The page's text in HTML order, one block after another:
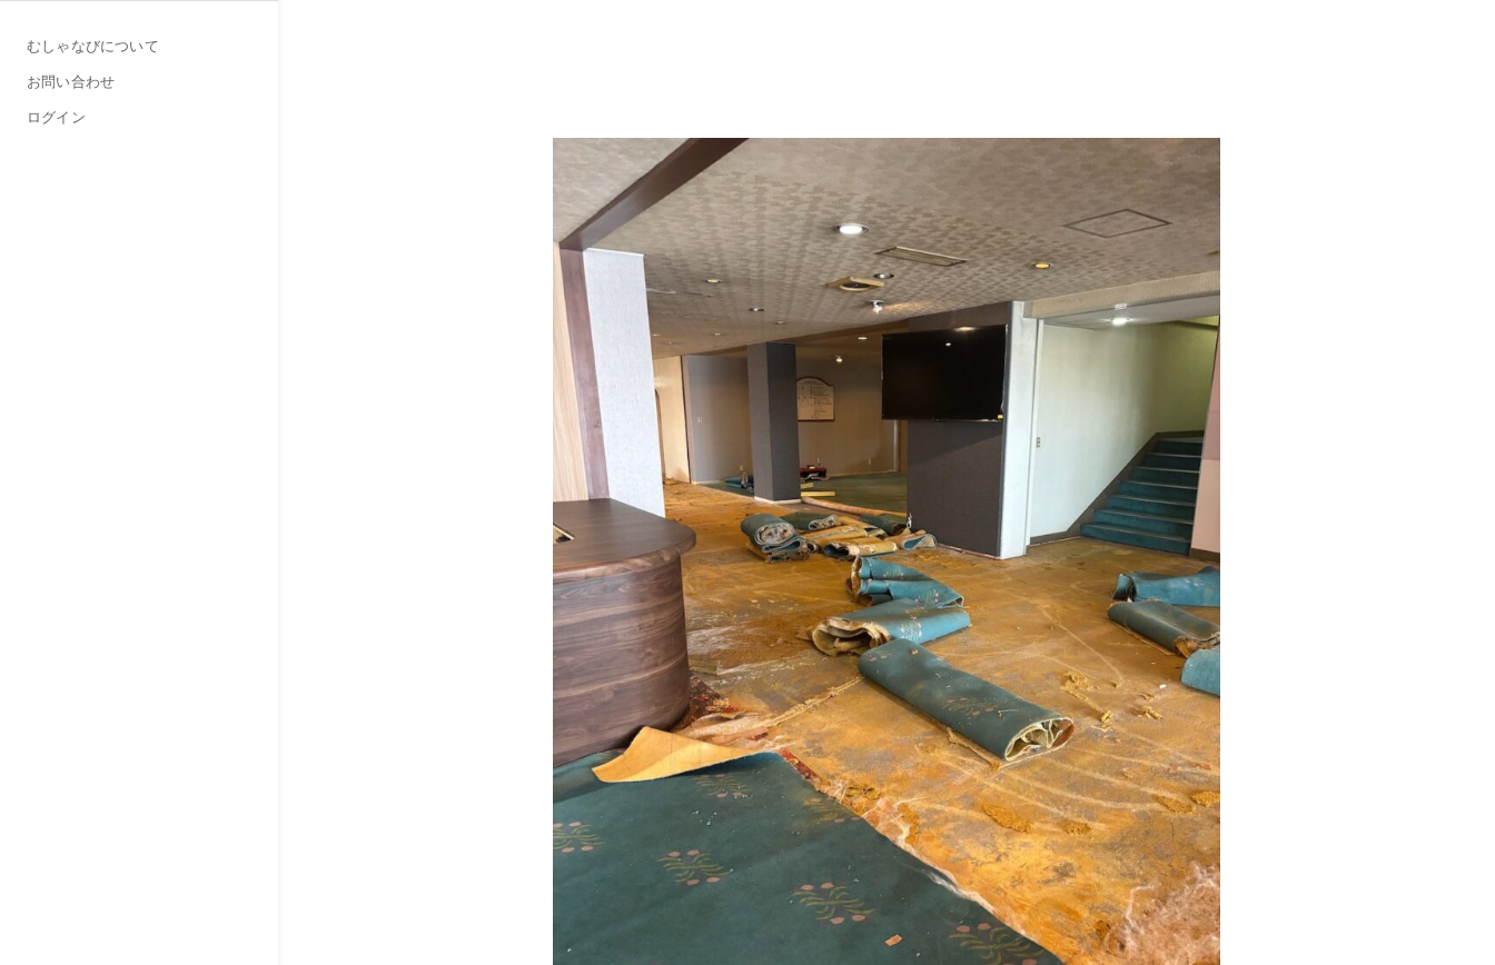
むしゃなびについて
お問い合わせ
ログイン